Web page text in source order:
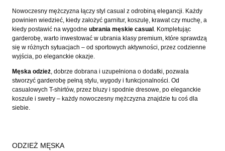
Nowoczesny mężczyzna łączy styl casual z odrobiną elegancji. Każdy
powinien wiedzieć, kiedy założyć garnitur, koszulę, krawat czy muchę, a
kiedy postawić na wygodne ubrania męskie casual . Kompletując
garderobę, warto inwestować w ubrania klasy premium, które sprawdzą
się w różnych sytuacjach – od sportowych aktywności, przez codzienne
wyjścia, po eleganckie okazje.
Męska odzież , dobrze dobrana i uzupełniona o dodatki, pozwala
stworzyć garderobę pełną stylu, wygody i funkcjonalności. Od
casualowych T-shirtów, przez bluzy i spodnie dresowe, po eleganckie
koszule i swetry – każdy nowoczesny mężczyzna znajdzie tu coś dla
siebie.
ODZIEŻ MĘSKA